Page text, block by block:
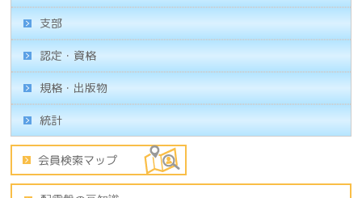
支部
認定・資格
規格・出版物
統計